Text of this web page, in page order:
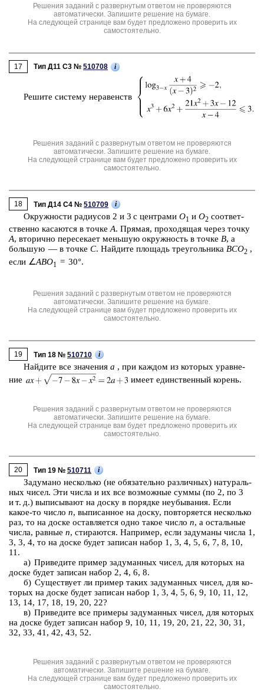
Решения заданий с развернутым ответом не проверяются
автоматически. Запишите решение на бумаге.
На следующей странице вам будет предложено проверить их
самостоятельно.
17 Тип Д11 C3 № 510708 i
Ре­ши­те си­сте­му не­ра­венств
Решения заданий с развернутым ответом не проверяются
автоматически. Запишите решение на бумаге.
На следующей странице вам будет предложено проверить их
самостоятельно.
18 Тип Д14 C4 № 510709 i
Окруж­но­сти ра­ди­у­сов 2 и 3 с цен­тра­ми O1 и O2 со­от­вет­
ствен­но ка­са­ют­ся в точке A. Пря­мая, про­хо­дя­щая через точку
A, вто­рич­но пе­ре­се­ка­ет мень­шую окруж­ность в точке B, а
боль­шую — в точке C. Най­ди­те пло­щадь тре­уголь­ни­ка BCO2 ,
если ∠ABO1 = 30°.
Решения заданий с развернутым ответом не проверяются
автоматически. Запишите решение на бумаге.
На следующей странице вам будет предложено проверить их
самостоятельно.
19 Тип 18 № 510710 i
Най­ди­те все зна­че­ния a , при каж­дом из ко­то­рых урав­не­
ние
имеет един­ствен­ный ко­рень.
Решения заданий с развернутым ответом не проверяются
автоматически. Запишите решение на бумаге.
На следующей странице вам будет предложено проверить их
самостоятельно.
20 Тип 19 № 510711 i
За­ду­ма­но не­сколь­ко (не обя­за­тель­но раз­лич­ных) на­ту­раль­
ных чисел. Эти числа и их все воз­мож­ные суммы (по 2, по 3
и т. д.) вы­пи­сы­ва­ют на доску в по­ряд­ке не­убы­ва­ния. Если
какое-то число n, вы­пи­сан­ное на доску, по­вто­ря­ет­ся не­сколь­ко
раз, то на доске остав­ля­ет­ся одно такое число n, а осталь­ные
числа, рав­ные n, сти­ра­ют­ся. На­при­мер, если за­ду­ма­ны числа 1,
3, 3, 4, то на доске будет за­пи­сан набор 1, 3, 4, 5, 6, 7, 8, 10,
11.
а) При­ве­ди­те при­мер за­ду­ман­ных чисел, для ко­то­рых на
доске будет за­пи­сан набор 2, 4, 6, 8.
б) Су­ще­ству­ет ли при­мер таких за­ду­ман­ных чисел, для ко­
то­рых на доске будет за­пи­сан набор 1, 3, 4, 5, 6, 9, 10, 11, 12,
13, 14, 17, 18, 19, 20, 22?
в) При­ве­ди­те все при­ме­ры за­ду­ман­ных чисел, для ко­то­рых
на доске будет за­пи­сан набор 9, 10, 11, 19, 20, 21, 22, 30, 31,
32, 33, 41, 42, 43, 52.
Решения заданий с развернутым ответом не проверяются
автоматически. Запишите решение на бумаге.
На следующей странице вам будет предложено проверить их
самостоятельно.